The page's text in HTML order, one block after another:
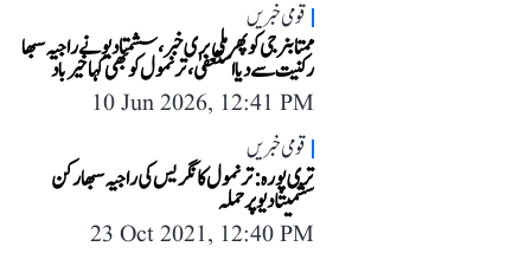
قومی خبریں
ممتا بنرجی کو پھر ملی بری خبر، سشمتا دیو نے راجیہ سبھا
رکنیت سے دیا استعفیٰ، ترنمول کو بھی کہا خیر باد
10 Jun 2026, 12:41 PM
قومی خبریں
تری پورہ: ترنمول کانگریس کی راجیہ سبھا رکن
سشمیتا دیو پر حملہ
23 Oct 2021, 12:40 PM